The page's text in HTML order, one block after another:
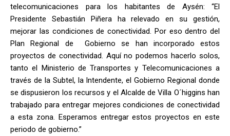
telecomunicaciones para los habitantes de Aysén: “El
Presidente Sebastián Piñera ha relevado en su gestión,
mejorar las condiciones de conectividad. Por eso dentro del
Plan Regional de Gobierno se han incorporado estos
proyectos de conectividad. Aquí no podemos hacerlo solos,
tanto el Ministerio de Transportes y Telecomunicaciones a
través de la Subtel, la Intendente, el Gobierno Regional donde
se dispusieron los recursos y el Alcalde de Villa O´higgins han
trabajado para entregar mejores condiciones de conectividad
a esta zona. Esperamos entregar estos proyectos en este
periodo de gobierno.”